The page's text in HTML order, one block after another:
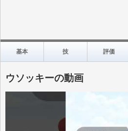
基本 技 評価
ウソッキーの動画